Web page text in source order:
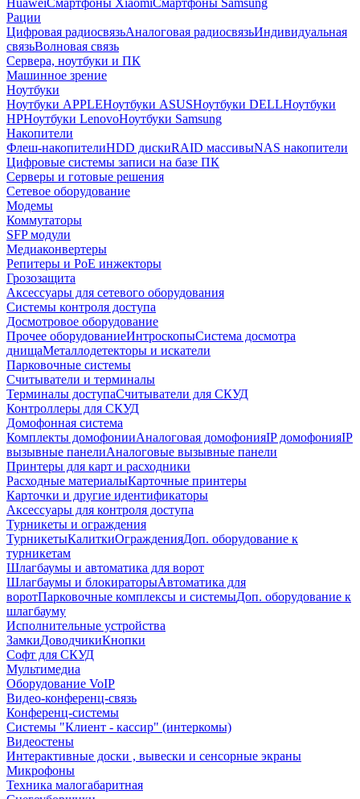
HuaweiСмартфоны XiaomiСмартфоны Samsung
Рации
Цифровая радиосвязьАналоговая радиосвязьИндивидуальная
связьВолновая связь
Сервера, ноутбуки и ПК
Машинное зрение
Ноутбуки
Ноутбуки APPLEНоутбуки ASUSНоутбуки DELLНоутбуки
HPНоутбуки LenovoНоутбуки Samsung
Накопители
Флеш-накопителиHDD дискиRAID массивыNAS накопители
Цифровые системы записи на базе ПК
Серверы и готовые решения
Сетевое оборудование
Модемы
Коммутаторы
SFP модули
Медиаконвертеры
Репитеры и PoE инжекторы
Грозозащита
Аксессуары для сетевого оборудования
Системы контроля доступа
Досмотровое оборудование
Прочее оборудованиеИнтроскопыСистема досмотра
днищаМеталлодетекторы и искатели
Парковочные системы
Считыватели и терминалы
Терминалы доступаСчитыватели для СКУД
Контроллеры для СКУД
Домофонная система
Комплекты домофонииАналоговая домофонияIP домофонияIP
вызывные панелиАналоговые вызывные панели
Принтеры для карт и расходники
Расходные материалыКарточные принтеры
Карточки и другие идентификаторы
Аксессуары для контроля доступа
Турникеты и ограждения
ТурникетыКалиткиОгражденияДоп. оборудование к
турникетам
Шлагбаумы и автоматика для ворот
Шлагбаумы и блокираторыАвтоматика для
воротПарковочные комплексы и системыДоп. оборудование к
шлагбауму
Исполнительные устройства
ЗамкиДоводчикиКнопки
Софт для СКУД
Мультимедиа
Оборудование VoIP
Видео-конференц-связь
Конференц-системы
Системы "Клиент - кассир" (интеркомы)
Видеостены
Интерактивные доски , вывески и сенсорные экраны
Микрофоны
Техника малогабаритная